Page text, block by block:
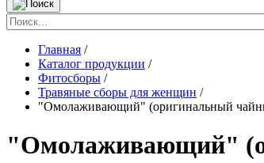
Главная /
Каталог продукции /
Фитосборы /
Травяные сборы для женщин /
"Омолаживающий" (оригинальный
"Омолаживающий"